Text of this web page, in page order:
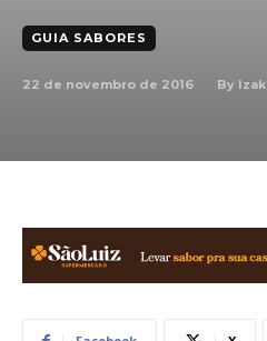
GUIA SABORES
22 de novembro de 2016 By